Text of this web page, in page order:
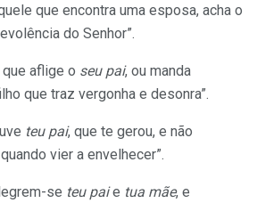
que encontra uma esposa, acha o
do Senhor”.
que aflige o seu pai, ou manda
que traz vergonha e desonra”.
teu pai, que te gerou, e não
vier a envelhecer”.
se teu paie tua mãe, e